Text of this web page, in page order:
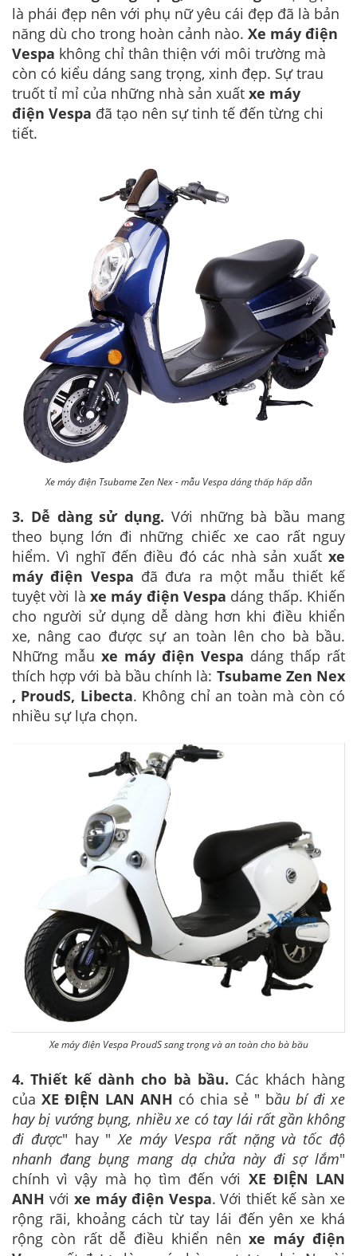
là phái đẹp nên với phụ nữ yêu cái đẹp đã là bản
năng dù cho trong hoàn cảnh nào. Xe máy điện
Vespa không chỉ thân thiện với môi trường mà
còn có kiểu dáng sang trọng, xinh đẹp. Sự trau
truốt tỉ mỉ của những nhà sản xuất xe máy
điện Vespa đã tạo nên sự tinh tế đến từng chi
tiết.
Xe máy điện Tsubame Zen Nex - mẫu Vespa dáng thấp hấp dẫn
3. Dễ dàng sử dụng. Với những bà bầu mang
theo bụng lớn đi những chiếc xe cao rất nguy
hiểm. Vì nghĩ đến điều đó các nhà sản xuất xe
máy điện Vespa đã đưa ra một mẫu thiết kế
tuyệt vời là xe máy điện Vespa dáng thấp. Khiến
cho người sử dụng dễ dàng hơn khi điều khiển
xe, nâng cao được sự an toàn lên cho bà bầu.
Những mẫu xe máy điện Vespa dáng thấp rất
thích hợp với bà bầu chính là: Tsubame Zen Nex
, ProudS, Libecta. Không chỉ an toàn mà còn có
nhiều sự lựa chọn.
Xe máy điện Vespa ProudS sang trọng và an toàn cho bà bầu
4. Thiết kế dành cho bà bầu. Các khách hàng
của XE ĐIỆN LAN ANH có chia sẻ " bầu bí đi xe
hay bị vướng bụng, nhiều xe có tay lái rất gần không
đi được" hay " Xe máy Vespa rất nặng và tốc độ
nhanh đang bụng mang dạ chửa này đi sợ lắm"
chính vì vậy mà họ tìm đến với XE ĐIỆN LAN
ANH với xe máy điện Vespa. Với thiết kế sàn xe
rộng rãi, khoảng cách từ tay lái đến yên xe khá
rộng còn rất dễ điều khiển nênxe máy điện